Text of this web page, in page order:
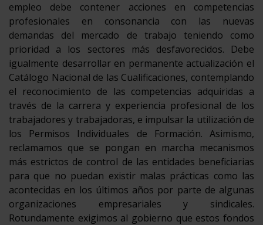
empleo debe contener acciones en competencias
profesionales en consonancia con las nuevas
demandas del mercado de trabajo teniendo como
prioridad a los sectores más desfavorecidos. Debe
igualmente desarrollar en permanente actualización el
Catálogo Nacional de las Cualificaciones, contemplando
el reconocimiento de las competencias adquiridas a
través de la carrera y experiencia profesional de los
trabajadores y trabajadoras, e impulsar la utilización de
los Permisos Individuales de Formación. Asimismo,
reclamamos que se pongan en marcha mecanismos
más estrictos de control de las entidades beneficiarias
para que no puedan existir malas prácticas como las
acontecidas en los últimos años por parte de algunas
organizaciones empresariales y sindicales.
Rotundamente exigimos al gobierno que estos fondos